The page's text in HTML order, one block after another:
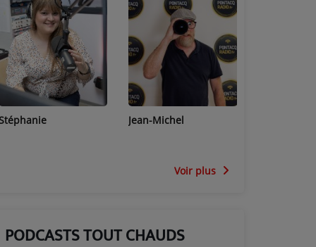
Jean-Michel
Voir plus
PODCASTS TOUT CHAUDS